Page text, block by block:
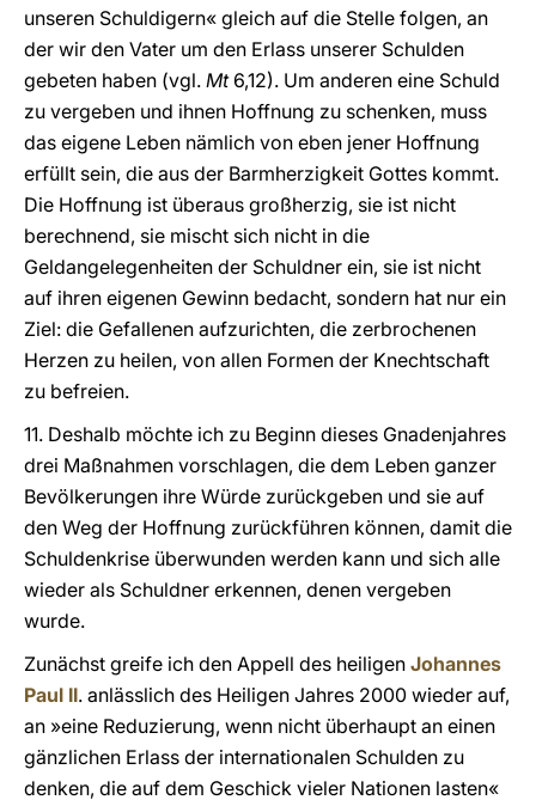
unseren Schuldigern« gleich auf die Stelle folgen, an
der wir den Vater um den Erlass unserer Schulden
gebeten haben (vgl. Mt6,12). Um anderen eine Schuld
zu vergeben und ihnen Hoffnung zu schenken, muss
das eigene Leben nämlich von eben jener Hoffnung
erfüllt sein, die aus der Barmherzigkeit Gottes kommt.
Die Hoffnung ist überaus großherzig, sie ist nicht
berechnend, sie mischt sich nicht in die
Geldangelegenheiten der Schuldner ein, sie ist nicht
auf ihren eigenen Gewinn bedacht, sondern hat nur ein
Ziel: die Gefallenen aufzurichten, die zerbrochenen
Herzen zu heilen, von allen Formen der Knechtschaft
zu befreien.
11. Deshalb möchte ich zu Beginn dieses Gnadenjahres
drei Maßnahmen vorschlagen, die dem Leben ganzer
Bevölkerungen ihre Würde zurückgeben und sie auf
den Weg der Hoffnung zurückführen können, damit die
Schuldenkrise überwunden werden kann und sich alle
wieder als Schuldner erkennen, denen vergeben
wurde.
Zunächst greife ich den Appell des heiligen Johannes
Paul II. anlässlich des Heiligen Jahres 2000 wieder auf,
an »eine Reduzierung, wenn nicht überhaupt an einen
gänzlichen Erlass der internationalen Schulden zu
denken, die auf dem Geschick vieler Nationen lasten«